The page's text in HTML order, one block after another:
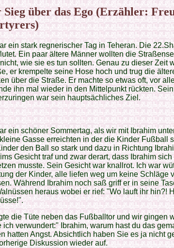
Sieg über das Ego (Erzähler:
ein stark regnerischer Tag in Teheran. Die
Ein paar ältere Männer wollten die
wie sie es tun sollten. Genau zu dieser Zeit
er krempelte seine Hose hoch und trug die
über die Straße. Er machte so etwas oft, vor
ihn mal wieder in den Mittelpunkt rückten.
war sein hauptsächliches Ziel.
ein schöner Sommertag, als wir mit Ibrahim
Gasse erreichten in der die Kinder Fußball
den Ball so stark und dazu in Richtung
Gesicht traf und zwar derart, dass Ibrahim
musste. Sein Gesicht war knallrot. Ich war
der Kinder, alle liefen weg um keine Schläge
Während Ibrahim noch saß griff er in seine
heraus wobei er rief: "Wo lauft ihr hin?!
die Tüte neben das Fußballtor und wir gingen
ich verwundert:" Ibrahim, warum hast du das
hatten Angst. Absichtlich haben Sie es ja nicht
Diskussion wieder auf.